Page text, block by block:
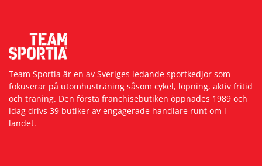
Team Sportia är en av Sveriges ledande sportkedjor som
fokuserar på utomhusträning såsom cykel, löpning, aktiv fritid
och träning. Den första franchisebutiken öppnades 1989 och
idag drivs 39 butiker av engagerade handlare runt om i
landet.